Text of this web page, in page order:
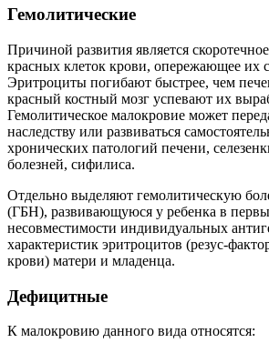
Гемолитические
Причиной развития является
красных клеток крови, опережающее их
Эритроциты погибают быстрее, чем
красный костный мозг успевают их
Гемолитическое малокровие может
наследству или развиваться
хронических патологий печени,
болезней, сифилиса.
Отдельно выделяют гемолитическую
(ГБН), развивающуюся у ребенка в
несовместимости индивидуальных
характеристик эритроцитов (резус-
крови) матери и младенца.
Дефицитные
К малокровию данного вида относятся: